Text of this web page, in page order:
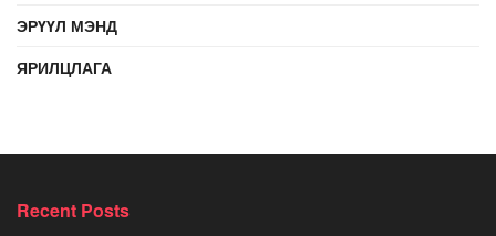
ЭРҮҮЛ МЭНД
ЯРИЛЦЛАГА
Recent Posts